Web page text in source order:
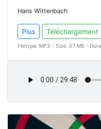
Hans Wittenbach
Plus Téléchargement
Filetype: MP3 - Size: 37 MB -